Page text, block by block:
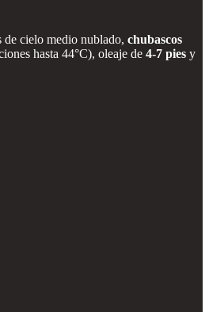
de cielo medio nublado, chubascos
hasta 44°C), oleaje de 4-7 pies y